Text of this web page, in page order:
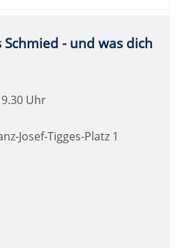
Schmied - und was dich
Uhr
Josef-Tigges-Platz 1